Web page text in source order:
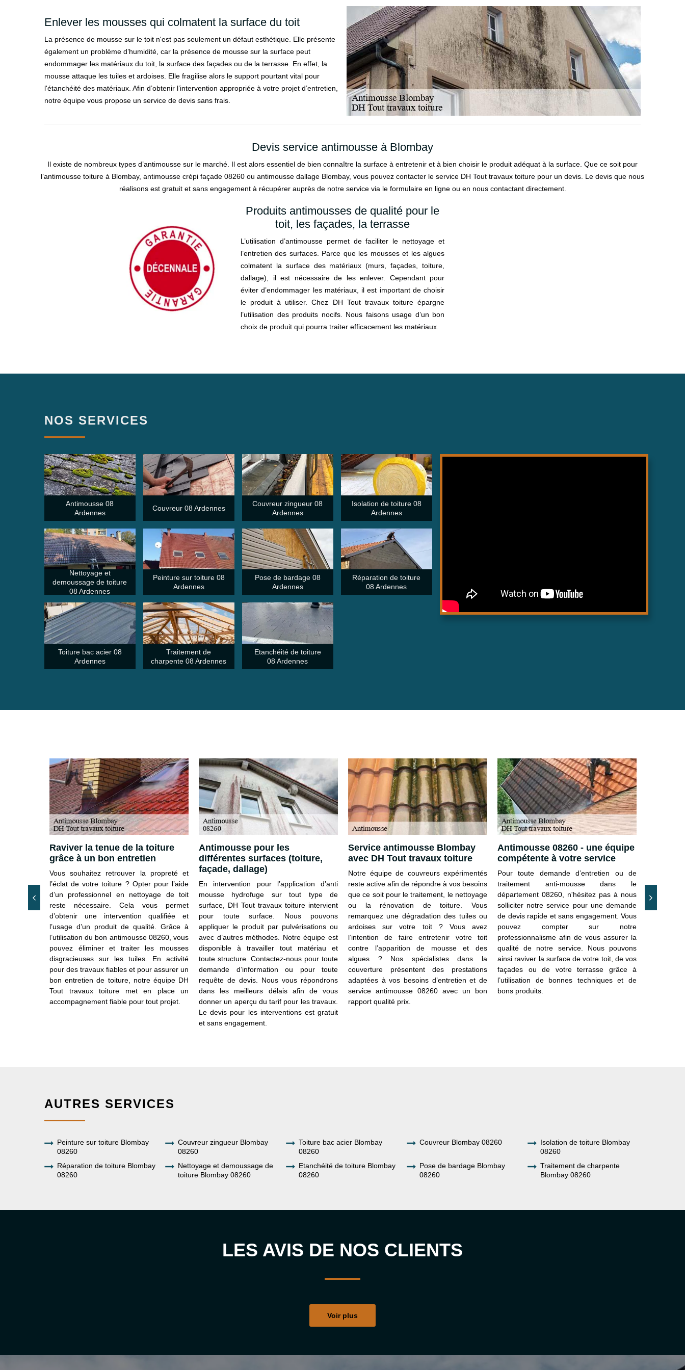
Enlever les mousses qui colmatent la surface du toit
La présence de mousse sur le toit n'est pas seulement un défaut esthétique. Elle présente
également un problème d’humidité, car la présence de mousse sur la surface peut
endommager les matériaux du toit, la surface des façades ou de la terrasse. En effet, la
mousse attaque les tuiles et ardoises. Elle fragilise alors le support pourtant vital pour
l'étanchéité des matériaux. Afin d’obtenir l’intervention appropriée à votre projet d’entretien,
notre équipe vous propose un service de devis sans frais.
Devis service antimousse à Blombay
Il existe de nombreux types d’antimousse sur le marché. Il est alors essentiel de bien connaître la surface à entretenir et à bien choisir le produit adéquat à la surface. Que ce soit pour
l’antimousse toiture à Blombay, antimousse crépi façade 08260 ou antimousse dallage Blombay, vous pouvez contacter le service DH Tout travaux toiture pour un devis. Le devis que nous
réalisons est gratuit et sans engagement à récupérer auprès de notre service via le formulaire en ligne ou en nous contactant directement.
Produits antimousses de qualité pour le
toit, les façades, la terrasse
L’utilisation d’antimousse permet de faciliter le nettoyage et
l’entretien des surfaces. Parce que les mousses et les algues
colmatent la surface des matériaux (murs, façades, toiture,
dallage), il est nécessaire de les enlever. Cependant pour
éviter d’endommager les matériaux, il est important de choisir
le produit à utiliser. Chez DH Tout travaux toiture épargne
l’utilisation des produits nocifs. Nous faisons usage d’un bon
choix de produit qui pourra traiter efficacement les matériaux.
NOS SERVICES
Antimousse 08
Ardennes
Couvreur 08 Ardennes
Couvreur zingueur 08
Ardennes
Isolation de toiture 08
Ardennes
Nettoyage et
demoussage de toiture
08 Ardennes
Peinture sur toiture 08
Ardennes
Pose de bardage 08
Ardennes
Réparation de toiture
08 Ardennes
Toiture bac acier 08
Ardennes
Traitement de
charpente 08 Ardennes
Etanchéité de toiture
08 Ardennes
privilégier
peuvent
Raviver la tenue de la toiture
grâce à un bon entretien
Vous souhaitez retrouver la propreté et
l’éclat de votre toiture ? Opter pour l’aide
d’un professionnel en nettoyage de toit
reste nécessaire. Cela vous permet
d’obtenir une intervention qualifiée et
l’usage d’un produit de qualité. Grâce à
l’utilisation du bon antimousse 08260, vous
pouvez éliminer et traiter les mousses
disgracieuses sur les tuiles. En activité
pour des travaux fiables et pour assurer un
bon entretien de toiture, notre équipe DH
Tout travaux toiture met en place un
accompagnement fiable pour tout projet.
Antimousse pour les
différentes surfaces (toiture,
façade, dallage)
En intervention pour l’application d’anti
mousse hydrofuge sur tout type de
surface, DH Tout travaux toiture intervient
pour toute surface. Nous pouvons
appliquer le produit par pulvérisations ou
avec d’autres méthodes. Notre équipe est
disponible à travailler tout matériau et
toute structure. Contactez-nous pour toute
demande d’information ou pour toute
requête de devis. Nous vous répondrons
dans les meilleurs délais afin de vous
donner un aperçu du tarif pour les travaux.
Le devis pour les interventions est gratuit
et sans engagement.
Service antimousse Blombay
avec DH Tout travaux toiture
Notre équipe de couvreurs expérimentés
reste active afin de répondre à vos besoins
que ce soit pour le traitement, le nettoyage
ou la rénovation de toiture. Vous
remarquez une dégradation des tuiles ou
ardoises sur votre toit ? Vous avez
l’intention de faire entretenir votre toit
contre l’apparition de mousse et des
algues ? Nos spécialistes dans la
couverture présentent des prestations
adaptées à vos besoins d’entretien et de
service antimousse 08260 avec un bon
rapport qualité prix.
Antimousse 08260 - une équipe
compétente à votre service
Pour toute demande d’entretien ou de
traitement anti-mousse dans le
département 08260, n'hésitez pas à nous
solliciter notre service pour une demande
de devis rapide et sans engagement. Vous
pouvez compter sur notre
professionnalisme afin de vous assurer la
qualité de notre service. Nous pouvons
ainsi raviver la surface de votre toit, de vos
façades ou de votre terrasse grâce à
l’utilisation de bonnes techniques et de
bons produits.
que vous
AUTRES SERVICES
Peinture sur toiture Blombay
08260
Couvreur zingueur Blombay
08260
Toiture bac acier Blombay
08260
Couvreur Blombay 08260
Isolation de toiture Blombay
08260
Réparation de toiture Blombay
08260
Nettoyage et demoussage de
toiture Blombay 08260
Etanchéité de toiture Blombay
08260
Pose de bardage Blombay
08260
Traitement de charpente
Blombay 08260
LES AVIS DE NOS CLIENTS
Voir plus